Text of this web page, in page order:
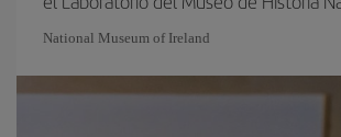
National Museum of Ireland